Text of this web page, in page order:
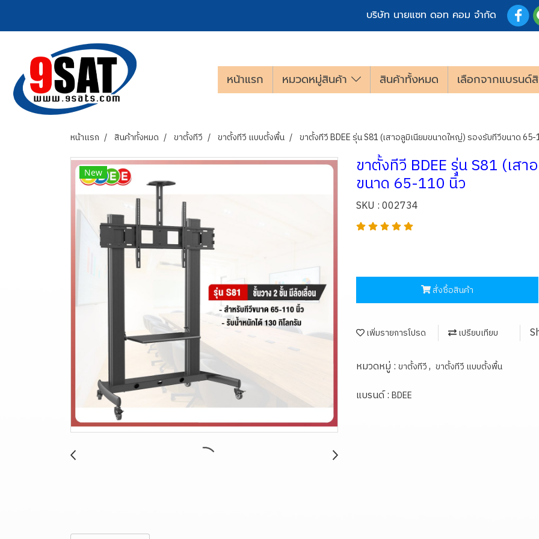
บริษัท นายแซท ดอท คอม จำกัด
หน้าแรก หมวดหมู่สินค้า สินค้าทั้งหมด เลือกจากแบรนด์
หน้าแรก สินค้าทั้งหมด ขาตั้งทีวี ขาตั้งทีวี แบบตั้งพื้น ขาตั้งทีวี BDEE รุ่น S81 (เสาอลูมิเนียมขนาดใหญ่) รองรับทีวีขนาด
New ขาตั้งทีวี BDEE รุ่น S81 (เส
ขนาด 65-110 นิ้ว
SKU : 002734
สั่งซื้อสินค้า
เพิ่มรายการโปรด เปรียบเทียบ
หมวดหมู่ : ขาตั้งทีวี, ขาตั้งทีวี แบบตั้งพื้น
แบรนด์ : BDEE